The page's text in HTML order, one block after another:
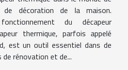
décoration de la maison.
du décapeur
thermique, parfois appelé
est un outil essentiel dans de
rénovation et de...